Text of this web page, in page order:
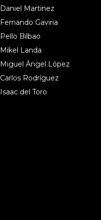
Daniel Martinez
Fernando Gaviria
Pello Bilbao
Mikel Landa
Miguel Ángel López
Carlos Rodríguez
Isaac del Toro